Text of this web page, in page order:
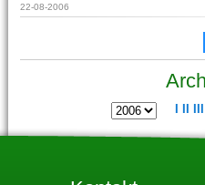
22-08-2006
I II III